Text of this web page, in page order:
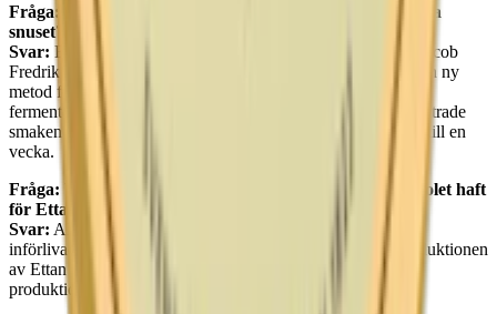
Fråga: Varför är Ettan snus känt som det första moderna
snuset?
Svar: Ettan anses vara det första moderna snuset eftersom Jacob
Fredrik Ljunglöf och kemisten Jacob Berzelius utvecklade en ny
metod för att tillverka snus. De ersatte den traditionella
fermenteringsprocessen med pastörisering, vilket både förbättrade
smaken och förkortade produktionstiden från flera månader till en
vecka.
Fråga: Vilken betydelse har AB Svenska Tobaksmonopolet haft
för Ettan snus?
Svar: AB Svenska Tobaksmonopolet skapades 1915 och
införlivade hela den svenska tobaksindustrin, inklusive produktionen
av Ettan snus. Monopolet upprätthölls fram till 1961, när
produktionen av Ettan övergick till Svenska Tobaks AB.